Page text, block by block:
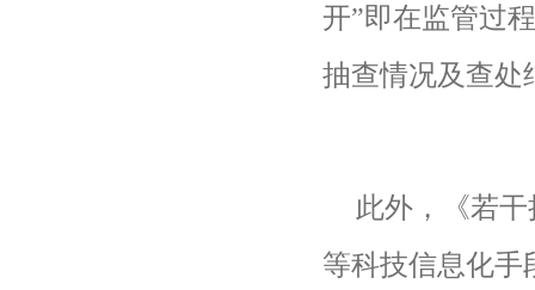
开”即在监管过
抽查情况及查处
此外，《若
等科技信息化手